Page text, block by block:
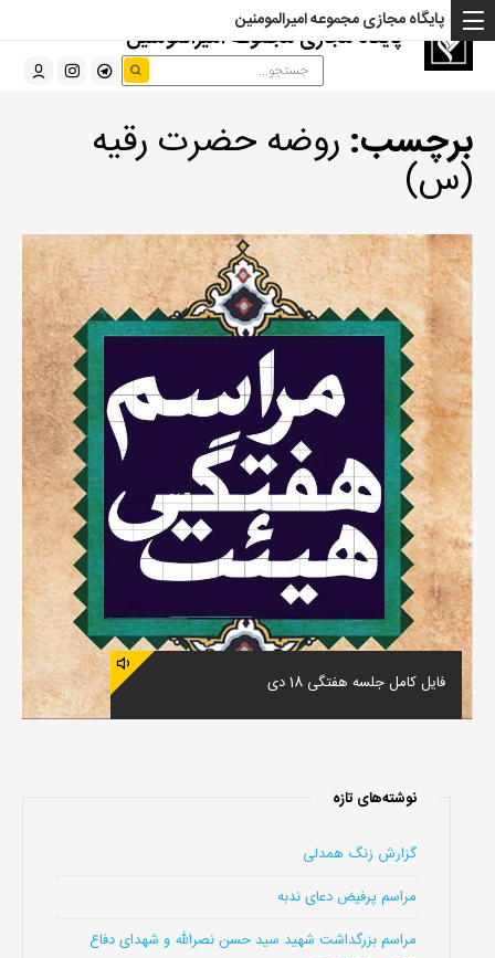
پایگاه مجازی مجموعه امیرالمومنین
پایگاه مجازی مجموعه امیرالمومنین
برچسب: روضه حضرت رقیه
(س)
فایل کامل جلسه هفتگی 18 دی
نوشته‌های تازه
گزارش زنگ همدلی
مراسم پرفیض دعای ندبه
مراسم بزرگداشت شهید سید حسن نصرالله و شهدای دفاع